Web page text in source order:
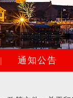
| 通知公告